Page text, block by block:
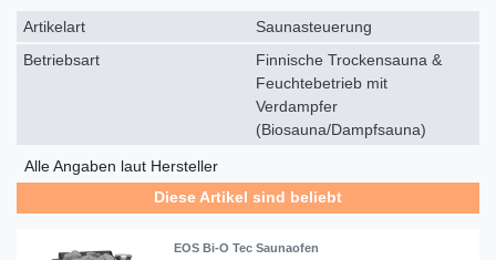
Artikelart
Saunasteuerung
Betriebsart
Finnische Trockensauna &
Feuchtebetrieb mit
Verdampfer
(Biosauna/Dampfsauna)
Alle Angaben laut Hersteller
Diese Artikel sind beliebt
EOS Bi-O Tec Saunaofen